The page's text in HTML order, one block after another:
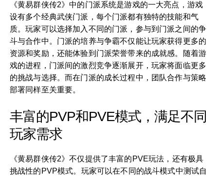
《黄易群侠传2》中的门派系统是游戏的一大亮点，游戏
设有多个经典武侠门派，每个门派都有独特的技能和气
质。玩家可以选择加入不同的门派，参与到门派之间的争
斗与合作中。门派的培养与争霸不仅能让玩家获得更多的
资源和奖励，还能体验到门派荣誉带来的成就感。随着游
戏的进程，门派间的激烈竞争逐渐展开，玩家将面临更多
的挑战与选择。而在门派的成长过程中，团队合作与策略
部署同样至关重要。
丰富的PVP和PVE模式，满足不同
玩家需求
《黄易群侠传2》不仅提供了丰富的PVE玩法，还有极具
挑战性的PVP模式。玩家可以在不同的战斗模式中测试自